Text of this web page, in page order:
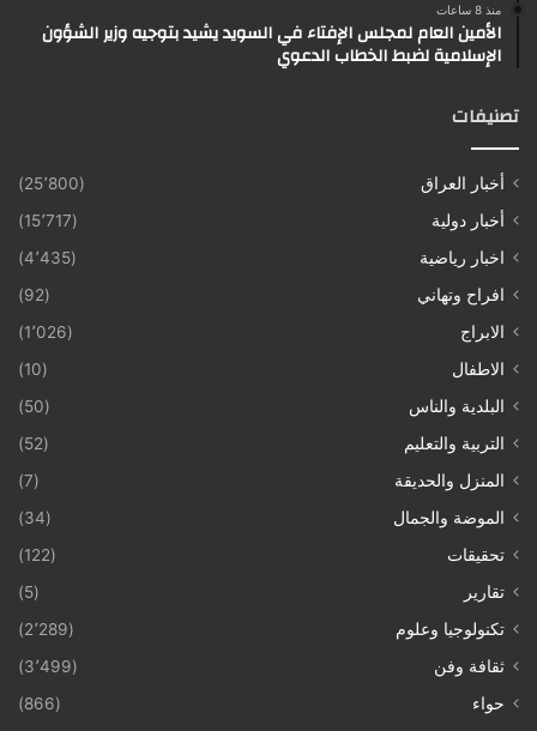
منذ 8 ساعات
الأمين العام لمجلس الإفتاء في السويد يشيد بتوجيه وزير الشؤون
الإسلامية لضبط الخطاب الدعوي
تصنيفات
أخبار العراق
(25٬800)
أخبار دولية
(15٬717)
اخبار رياضية
(4٬435)
افراح وتهاني
(92)
الابراج
(1٬026)
الاطفال
(10)
البلدية والناس
(50)
التربية والتعليم
(52)
المنزل والحديقة
(7)
الموضة والجمال
(34)
تحقيقات
(122)
تقارير
(5)
تكنولوجيا وعلوم
(2٬289)
ثقافة وفن
(3٬499)
حواء
(866)